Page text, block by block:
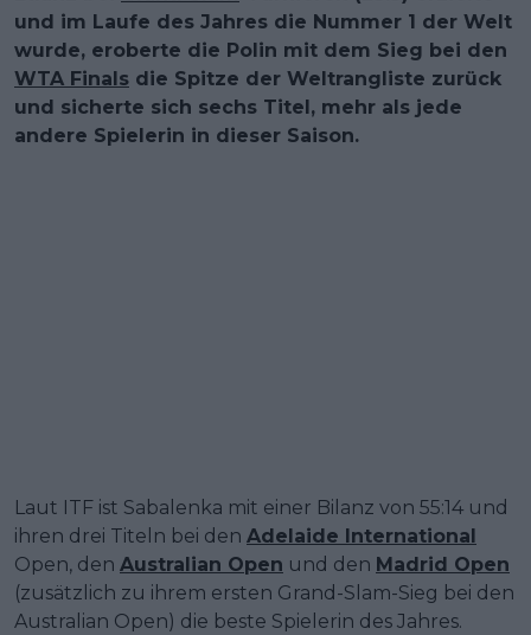
und im Laufe des Jahres die Nummer 1 der Welt
wurde, eroberte die Polin mit dem Sieg bei den
WTA Finals die Spitze der Weltrangliste zurück
und sicherte sich sechs Titel, mehr als jede
andere Spielerin in dieser Saison.
Laut ITF ist Sabalenka mit einer Bilanz von 55:14 und
ihren drei Titeln bei den Adelaide International
Open, den Australian Open und den Madrid Open
(zusätzlich zu ihrem ersten Grand-Slam-Sieg bei den
Australian Open) die beste Spielerin des Jahres.